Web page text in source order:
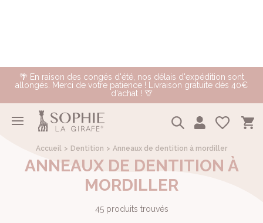
🌴 En raison des congés d'été, nos délais d'expédition sont
allongés. Merci de votre patience ! Livraison gratuite dès 40€
d'achat ! 🦒
Accueil Dentition Anneaux de dentition à mordiller
ANNEAUX DE DENTITION À
MORDILLER
45 produits trouvés